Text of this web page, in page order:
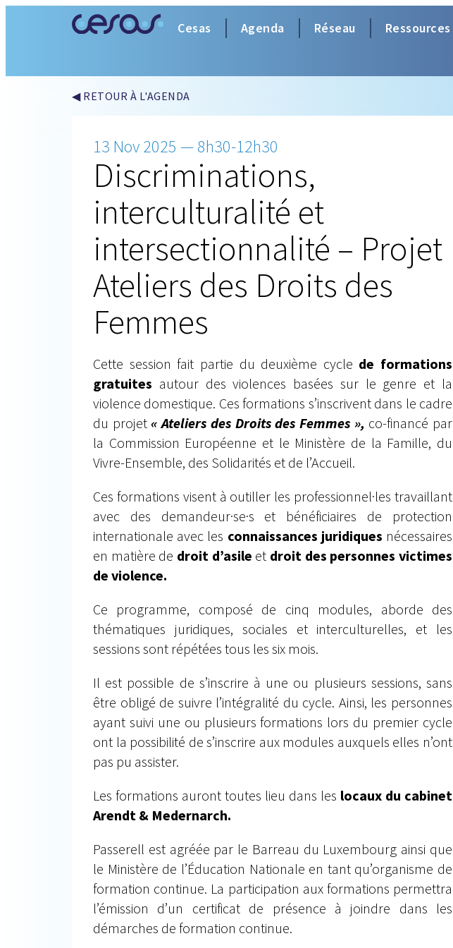
Cesas Agenda Réseau Ressources
◀ RETOUR À L'AGENDA
13 Nov 2025 — 8h30-12h30
Discriminations,
interculturalité et
intersectionnalité – Projet
Ateliers des Droits des
Femmes
Cette session fait partie du deuxième cycle de formations
gratuites autour des violences basées sur le genre et la
violence domestique. Ces formations s’inscrivent dans le cadre
du projet« Ateliers des Droits des Femmes », co-financé par
la Commission Européenne et le Ministère de la Famille, du
Vivre-Ensemble, des Solidarités et de l’Accueil.
Ces formations visent à outiller les professionnel·les travaillant
avec des demandeur·se·s et bénéficiaires de protection
internationale avec les connaissances juridiques nécessaires
en matière de droit d’asile et droit des personnes victimes
de violence.
Ce programme, composé de cinq modules, aborde des
thématiques juridiques, sociales et interculturelles, et les
sessions sont répétées tous les six mois.
Il est possible de s’inscrire à une ou plusieurs sessions, sans
être obligé de suivre l’intégralité du cycle. Ainsi, les personnes
ayant suivi une ou plusieurs formations lors du premier cycle
ont la possibilité de s’inscrire aux modules auxquels elles n’ont
pas pu assister.
Les formations auront toutes lieu dans les locaux du cabinet
Arendt & Medernarch.
Passerell est agréée par le Barreau du Luxembourg ainsi que
le Ministère de l’Éducation Nationale en tant qu’organisme de
formation continue. La participation aux formations permettra
l’émission d’un certificat de présence à joindre dans les
démarches de formation continue.